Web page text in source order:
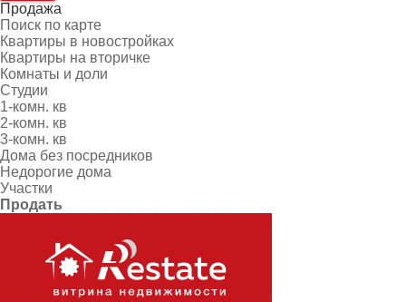
Продажа
Поиск по карте
Квартиры в новостройках
Квартиры на вторичке
Комнаты и доли
Студии
1-комн. кв
2-комн. кв
3-комн. кв
Дома без посредников
Недорогие дома
Участки
Продать